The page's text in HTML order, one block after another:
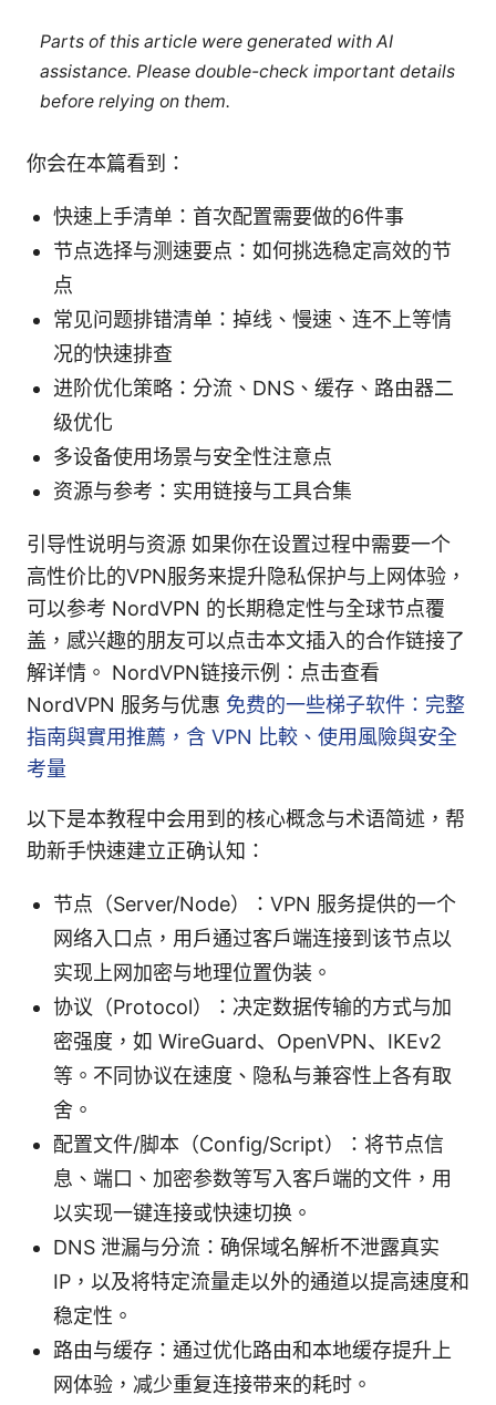
Parts of this article were generated with AI
assistance. Please double-check important details
before relying on them.
你会在本篇看到：
快速上手清单：首次配置需要做的6件事
节点选择与测速要点：如何挑选稳定高效的节
点
常见问题排错清单：掉线、慢速、连不上等情
况的快速排查
进阶优化策略：分流、DNS、缓存、路由器二
级优化
多设备使用场景与安全性注意点
资源与参考：实用链接与工具合集
引导性说明与资源 如果你在设置过程中需要一个
高性价比的VPN服务来提升隐私保护与上网体验，
可以参考 NordVPN 的长期稳定性与全球节点覆
盖，感兴趣的朋友可以点击本文插入的合作链接了
解详情。 NordVPN链接示例：点击查看
NordVPN 服务与优惠 免费的一些梯子软件：完整
指南與實用推薦，含 VPN 比較、使用風險與安全
考量
以下是本教程中会用到的核心概念与术语简述，帮
助新手快速建立正确认知：
节点（Server/Node）：VPN 服务提供的一个
网络入口点，用户通过客户端连接到该节点以
实现上网加密与地理位置伪装。
协议（Protocol）：决定数据传输的方式与加
密强度，如 WireGuard、OpenVPN、IKEv2
等。不同协议在速度、隐私与兼容性上各有取
舍。
配置文件/脚本（Config/Script）：将节点信
息、端口、加密参数等写入客户端的文件，用
以实现一键连接或快速切换。
DNS 泄漏与分流：确保域名解析不泄露真实
IP，以及将特定流量走以外的通道以提高速度和
稳定性。
路由与缓存：通过优化路由和本地缓存提升上
网体验，减少重复连接带来的耗时。